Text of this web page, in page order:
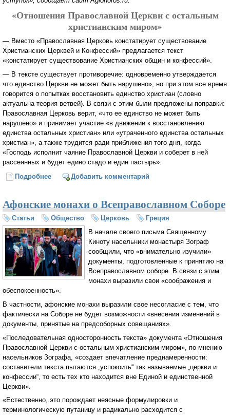
«Отношения Православной Церкви с остальным
христианским миром»
— Вместо «Православная Церковь констатирует существование
Христианских Церквей и Конфессий» предлагается текст
«констатирует существование Христианских общин и конфессий».
— В тексте существует противоречие: одновременно утверждается
что единство Церкви не может быть нарушено», но при этом все время
говорится о попытках восстановить единство христиан (словно
актуальна теория ветвей). В связи с этим были предложены поправки:
Православная Церковь верит, «что ее единство не может быть
нарушено» и принимает участие «в движении к восстановлению
единства остальных христиан» или «утраченного единства остальных
христиан», а также трудится ради приближения того дня, когда
«Господь исполнит чаяние Православной Церкви и соберет в ней
рассеянных и будет едино стадо и един пастырь».
Подробнее о Элладская Церковь будет настаивать на ряде
Добавить комментарий
Афонские монахи о Всеправославном Соборе
Статьи Общество Церковь
Греция
В начале своего письма Священному
Киноту насельники монастыря Зограф
сообщили, что «внимательно изучили»
документы, подготовленные к принятию на
Всеправославном соборе. В связи с этим
монахи выразили свои «соображения и
обеспокоенность».
В частности, афонские монахи выразили свое несогласие с тем, что
фактически на Соборе не будет возможности «внесения изменений в
документы, принятые на предсоборных совещаниях».
«Последовательная односторонность текста» документа «Отношения
Православной Церкви с остальным христианским миром», по мнению
насельников Зографа, «создает впечатление преднамеренности:
составители текста пытаются „успокоить“ так называемые „церкви и
конфессии“, то есть тех кто находится вне Единой и единственной
Церкви».
«Естественно, это порождает неясные формулировки и
терминологическую путаницу и радикально расходится с